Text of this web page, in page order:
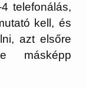
telefonálás,
kell, és
azt elsőre
másképp